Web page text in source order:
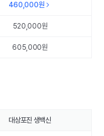
460,000원
520,000원
605,000원
대상포진 생백신